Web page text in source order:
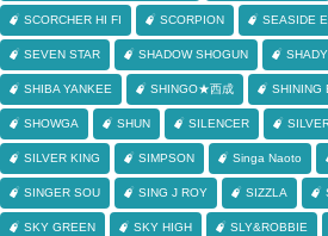
SCORCHER HI FI SCORPION SEASIDE
SEVEN STAR SHADOW SHOGUN SHADY
SHIBA YANKEE SHINGO★西成 SHINING
SHOWGA SHUN SILENCER
SILVER KING SIMPSON Singa Naoto
SINGER SOU SING J ROY SIZZLA
SKY GREEN SKY HIGH SLY&ROBBIE